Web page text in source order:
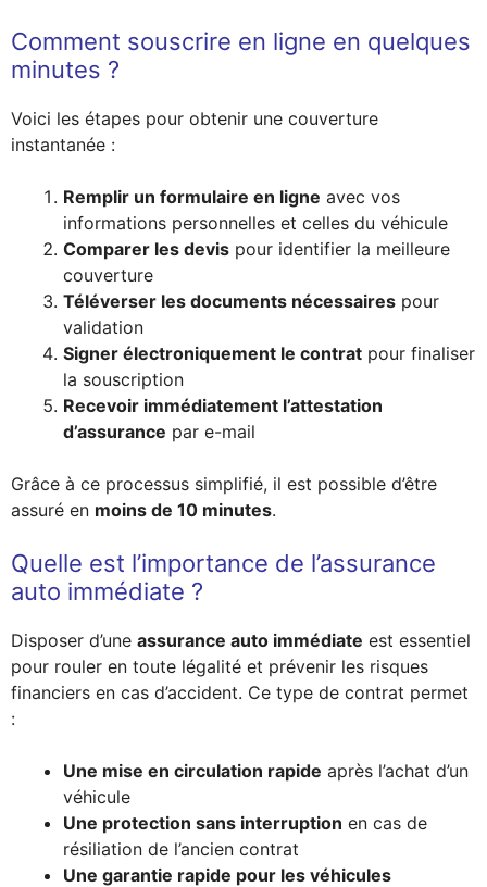
Comment souscrire en ligne en quelques
minutes ?
Voici les étapes pour obtenir une couverture
instantanée :
Remplir un formulaire en ligne avec vos
informations personnelles et celles du véhicule
Comparer les devis pour identifier la meilleure
couverture
Téléverser les documents nécessaires pour
validation
Signer électroniquement le contrat pour finaliser
la souscription
Recevoir immédiatement l’attestation
d’assurance par e-mail
Grâce à ce processus simplifié, il est possible d’être
assuré en moins de 10 minutes.
Quelle est l’importance de l’assurance
auto immédiate ?
Disposer d’une assurance auto immédiate est essentiel
pour rouler en toute légalité et prévenir les risques
financiers en cas d’accident. Ce type de contrat permet
:
Une mise en circulation rapide après l’achat d’un
véhicule
Une protection sans interruption en cas de
résiliation de l’ancien contrat
Une garantie rapide pour les véhicules